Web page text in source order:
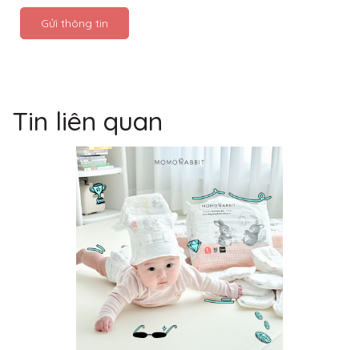
Gửi thông tin
Tin liên quan